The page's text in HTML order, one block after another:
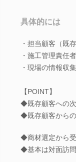
具体的には
・担当顧客（既
・施工管理責任
・現場の情報収集
【POINT】
◆既存顧客への次
◆既存顧客からの
◆商材選定から受
◆基本は対面訪問